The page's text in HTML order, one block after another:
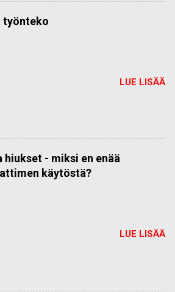
työnteko
LUE LISÄÄ
hiukset - miksi en enää
käytöstä?
LUE LISÄÄ